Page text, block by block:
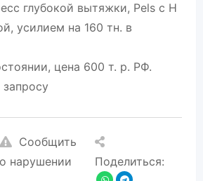
глубокой вытяжки, Pels с Н
усилием на 160 тн. в
цена 600 т. р. РФ.
Сообщить
о нарушении
Поделиться: